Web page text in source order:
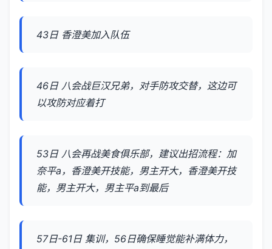
43日 香澄美加入队伍
46日 八会战巨汉兄弟，对手防攻交替，这边可
以攻防对应着打
53日 八会再战美食俱乐部，建议出招流程：加
奈平a，香澄美开技能，男主开大，香澄美开技
能，男主开大，男主平a到最后
57日-61日 集训，56日确保睡觉能补满体力，